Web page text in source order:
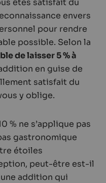
êtes satisfait du
envers
pour rendre
possible. Selon la
de laisser 5 % à
en guise de
satisfait du
y oblige.
% ne s’applique pas
gastronomique
étoiles
peut-être est-il
addition qui